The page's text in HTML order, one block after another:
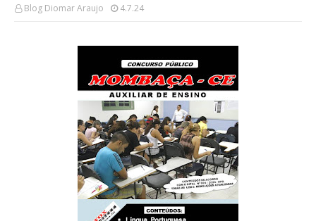
Blog Diomar Araujo 4.7.24